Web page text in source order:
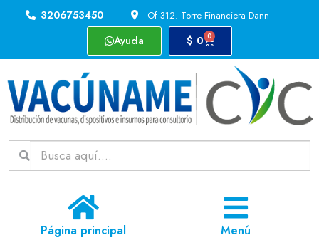
3206753450 Of 312. Torre Financiera Dann
Ayuda $ 0 0
Página principal Menú